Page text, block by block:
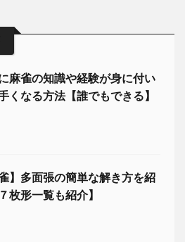
麻雀の知識や経験が身に付い
くなる方法【誰でもできる】
雀】多面張の簡単な解き方を紹
枚形一覧も紹介】